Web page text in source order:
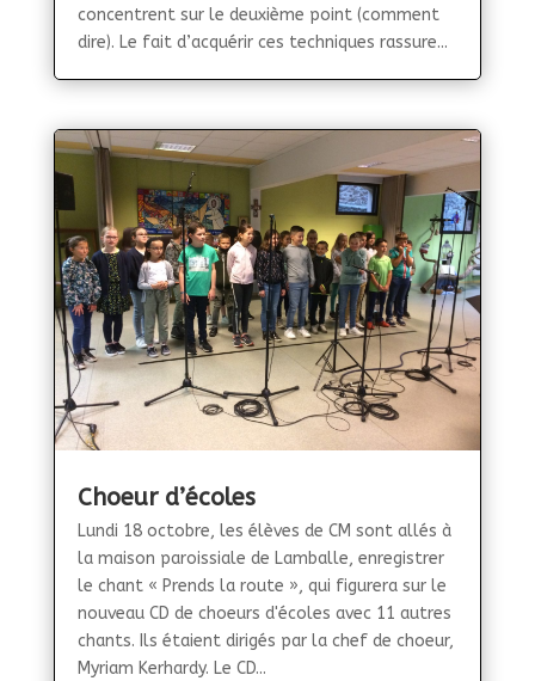
concentrent sur le deuxième point (comment
dire). Le fait d’acquérir ces techniques rassure...
Choeur d’écoles
Lundi 18 octobre, les élèves de CM sont allés à
la maison paroissiale de Lamballe, enregistrer
le chant « Prends la route », qui figurera sur le
nouveau CD de choeurs d'écoles avec 11 autres
chants. Ils étaient dirigés par la chef de choeur,
Myriam Kerhardy. Le CD...